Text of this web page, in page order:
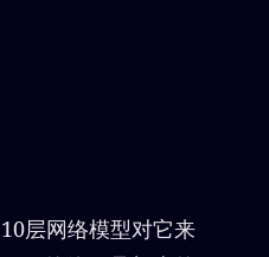
层网络模型对它来